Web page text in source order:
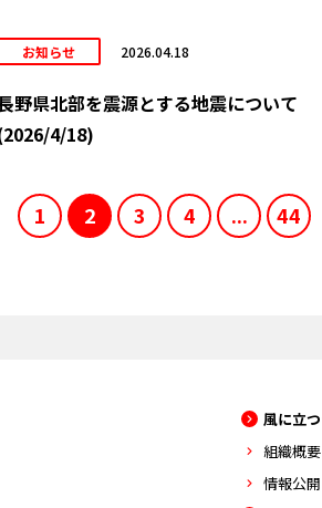
お知らせ 2026.04.18
野県北部を震源とする地震について
4/18)
1 2 3 4 ... 44
風に立
組織概要
情報公開